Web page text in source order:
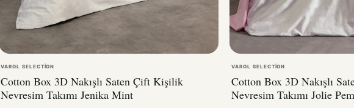
VAROL SELECTION
Cotton Box 3D Nakışlı Saten Çift Kişilik
Nevresim Takımı Jenika Mint
5.700,00TL
VAROL SELECTION
Cotton Box 3D Nakışlı
Nevresim Takımı Jolie
5.700,00TL